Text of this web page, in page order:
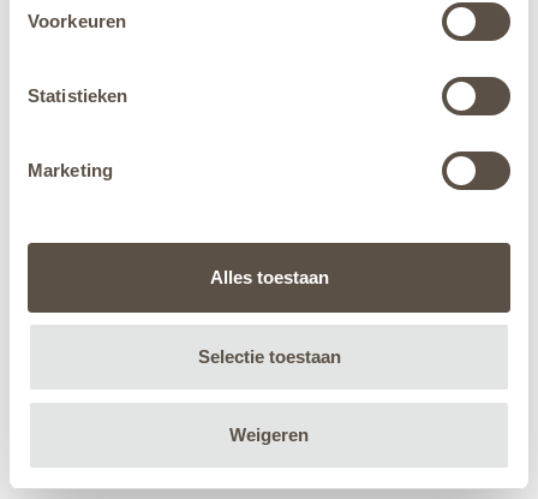
Voorkeuren
Statistieken
Marketing
Alles toestaan
Selectie toestaan
Weigeren